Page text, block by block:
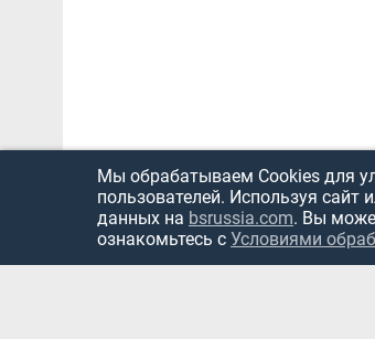
Мы обрабатываем Cookies для
пользователей. Используя сайт
данных на bsrussia.com. Вы
ознакомьтесь с Условиями